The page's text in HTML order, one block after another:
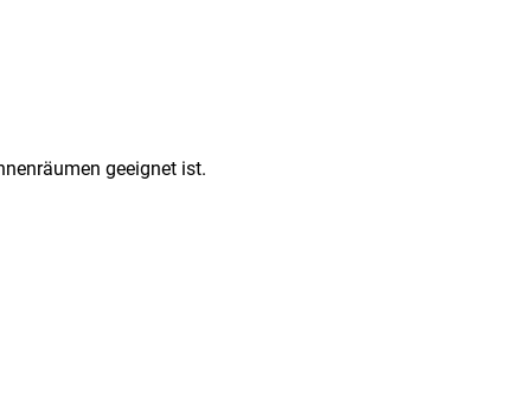
geeignet ist.